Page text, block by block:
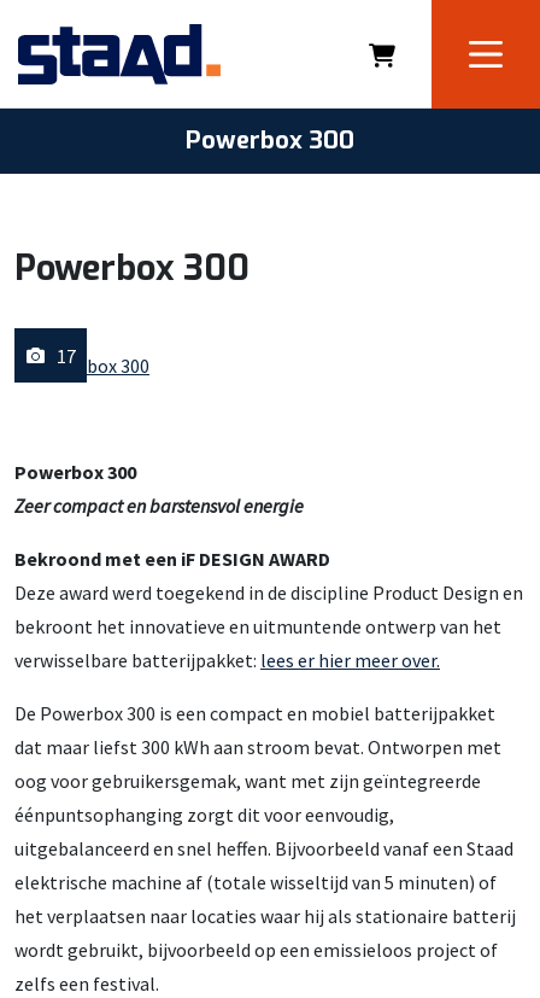
Powerbox 300
Powerbox 300
17
Powerbox 300
Zeer compact en barstensvol energie
Bekroond met een iF DESIGN AWARD
Deze award werd toegekend in de discipline Product Design en
bekroont het innovatieve en uitmuntende ontwerp van het
verwisselbare batterijpakket: lees er hier meer over.
De Powerbox 300 is een compact en mobiel batterijpakket
dat maar liefst 300 kWh aan stroom bevat. Ontworpen met
oog voor gebruikersgemak, want met zijn geïntegreerde
éénpuntsophanging zorgt dit voor eenvoudig,
uitgebalanceerd en snel heffen. Bijvoorbeeld vanaf een Staad
elektrische machine af (totale wisseltijd van 5 minuten) of
het verplaatsen naar locaties waar hij als stationaire batterij
wordt gebruikt, bijvoorbeeld op een emissieloos project of
zelfs een festival.